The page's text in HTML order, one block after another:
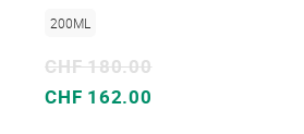
200ML
Sonderpreis
CHF 162.00
CHF 180.00